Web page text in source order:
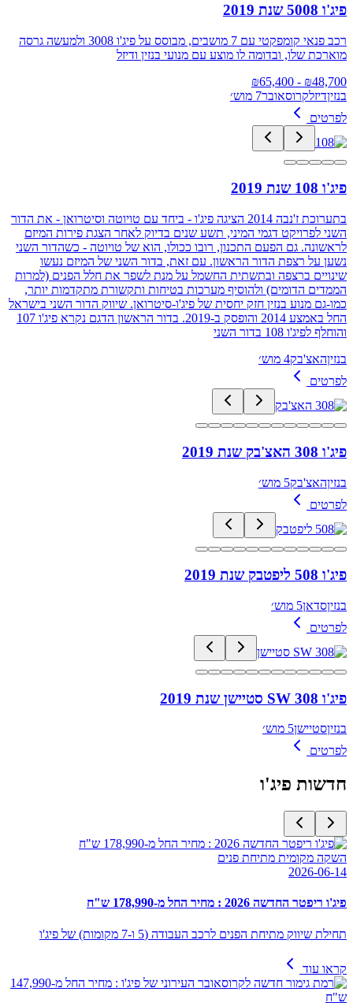
פיג'ו 5008 שנת 2019
רכב פנאי קומפקטי עם 7 מושבים, מבוסס על פיג'ו 3008 ולמעשה גרסה
מוארכת שלו, ובדומה לו מוצע עם מנועי בנזין ודיזל
₪48,700
- ₪
65,400
בנזיןדיזלקרוסאובר7 מוש׳
לפרטים
פיג'ו 108 שנת 2019
בתערוכת ז'נבה 2014 הציגה פיג'ו - ביחד עם טויוטה וסיטרואן - את הדור
השני לפרויקט דגמי המיני, תשע שנים בדיוק לאחר הצגת פירות המיזם
לראשונה. גם הפעם התכנון, רובו ככולו, הוא של טויוטה - כשהדור השני
נשען על רצפת הדור הראשון. עם זאת, בדור השני של המיזם נעשו
שינויים ברצפה ובתשתית החשמל על מנת לשפר את חלל הפנים (למרות
הממדים הדומים) ולהוסיף מערכות בטיחות ותקשורת מתקדמות יותר,
כמו-גם מנוע בנזין חזק יחסית של פיג'ו-סיטרואן. שיווק הדור השני בישראל
החל באמצע 2014 והופסק ב-2019. בדור הראשון הדגם נקרא פיג'ו 107
והוחלף לפיג'ו 108 בדור השני
בנזיןהאצ'בק4 מוש׳
לפרטים
פיג'ו 308 האצ'בק שנת 2019
בנזיןהאצ'בק5 מוש׳
לפרטים
פיג'ו 508 ליפטבק שנת 2019
בנזיןסדאן5 מוש׳
לפרטים
פיג'ו 308 SW סטיישן שנת 2019
בנזיןסטיישן5 מוש׳
לפרטים
חדשות פיג'ו
השקה מקומית מתיחת פנים
2026-06-14
פיג'ו ריפטר החדשה 2026 : מחיר החל מ-178,990 ש"ח
תחילת שיווק מתיחת הפנים לרכב העבודה (5 ו-7 מקומות) של פיג'ו
קראו עוד